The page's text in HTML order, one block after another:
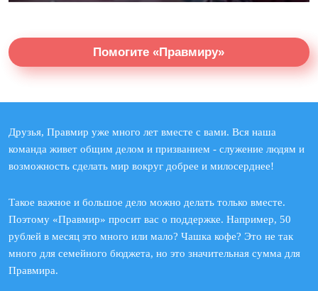
Помогите «Правмиру»
Друзья, Правмир уже много лет вместе с вами. Вся наша
команда живет общим делом и призванием - служение людям и
возможность сделать мир вокруг добрее и милосерднее!
Такое важное и большое дело можно делать только вместе.
Поэтому «Правмир» просит вас о поддержке. Например, 50
рублей в месяц это много или мало? Чашка кофе? Это не так
много для семейного бюджета, но это значительная сумма для
Правмира.